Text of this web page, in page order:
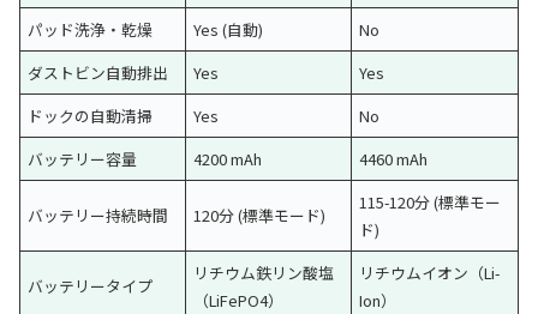
パッド洗浄・乾燥
Yes (自動)
No
ダストビン自動排出
Yes
Yes
ドックの自動清掃
Yes
No
バッテリー容量
4200 mAh 4460 mAh
バッテリー持続時間 120分 (標準モード)
115-120分 (標準モー
ド)
バッテリータイプ
リチウム鉄リン酸塩
（LiFePO4）
リチウムイオン（Li-
Ion）